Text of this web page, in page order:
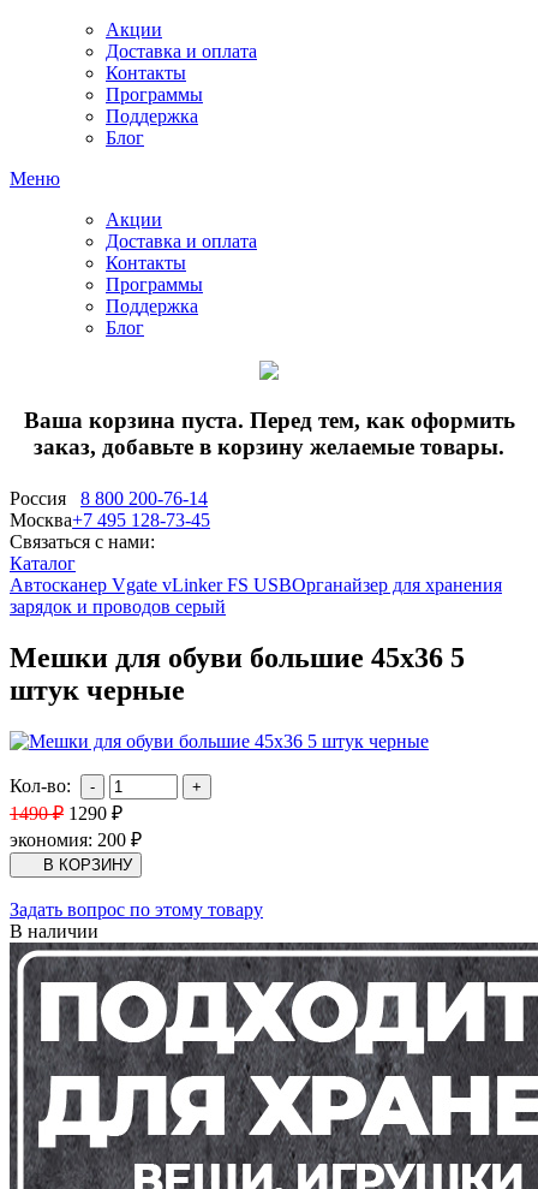
Акции
Доставка и оплата
Контакты
Программы
Поддержка
Блог
Меню
Акции
Доставка и оплата
Контакты
Программы
Поддержка
Блог
Ваша корзина пуста. Перед тем, как оформить
заказ, добавьте в корзину желаемые товары.
Россия
8 800 200-76-14
Москва+7 495 128-73-45
Связаться с нами:
Каталог
Автосканер Vgate vLinker FS USBОрганайзер для хранения
зарядок и проводов серый
Мешки для обуви большие 45х36 5
штук черные
Кол-во:
1490₽ 1290 ₽
экономия: 200 ₽
Задать вопрос по этому товару
В наличии